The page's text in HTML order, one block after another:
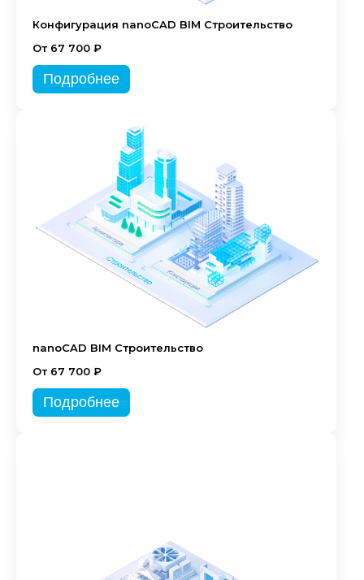
Конфигурация nanoCAD BIM Строительство
От 67 700 ₽
Подробнее
nanoCAD BIM Строительство
От 67 700 ₽
Подробнее